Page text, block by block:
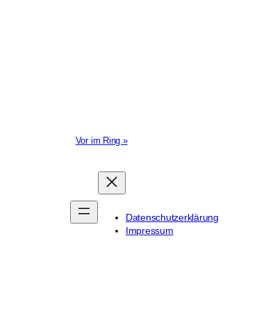
Vor im Ring »
Datenschutzerklärung
Impressum